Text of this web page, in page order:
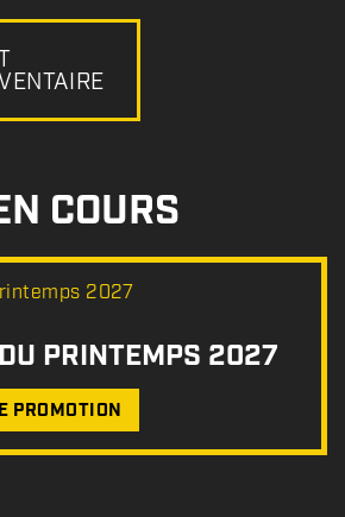
COURS
PRINTEMPS 2027
PROMOTION